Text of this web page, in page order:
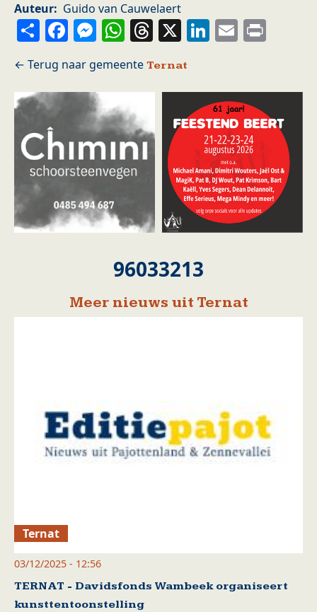
Auteur Guido van Cauwelaert
ShareFacebook
Messenger
WhatsApp
Threads
X LinkedIn
Email
Ternat
96033213
Meer nieuws uit Ternat
Ternat
03/12/2025 - 12:56
TERNAT - Davidsfonds Wambeek organiseert
kunsttentoonstelling